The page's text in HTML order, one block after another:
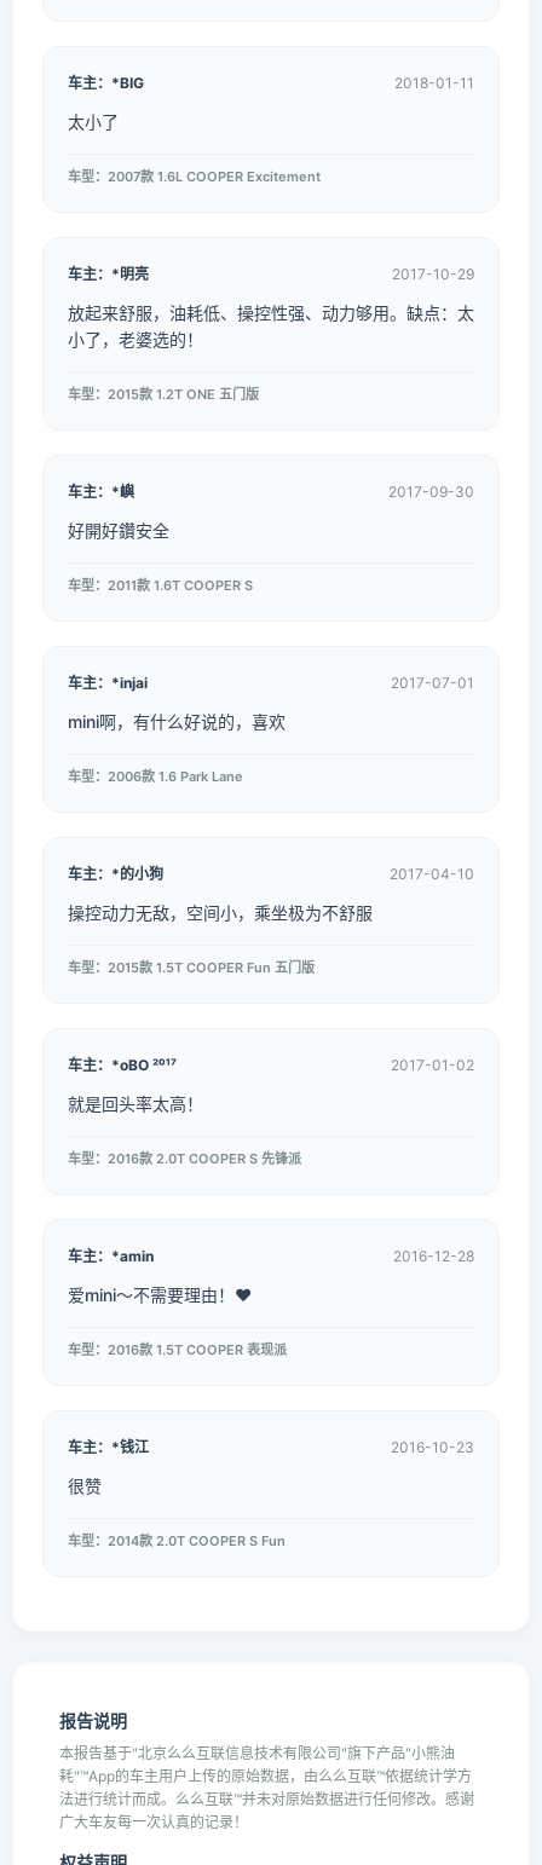
车主：*BIG 2018-01-11
太小了
车型：2007款 1.6L COOPER Excitement
车主：*明亮 2017-10-29
放起来舒服，油耗低、操控性强、动力够用。缺点：太
小了，老婆选的！
车型：2015款 1.2T ONE 五门版
车主：*嶼 2017-09-30
好開好鑽安全
车型：2011款 1.6T COOPER S
车主：*injai 2017-07-01
mini啊，有什么好说的，喜欢
车型：2006款 1.6 Park Lane
车主：*的小狗 2017-04-10
操控动力无敌，空间小，乘坐极为不舒服
车型：2015款 1.5T COOPER Fun 五门版
车主：*oBO ²⁰¹⁷ 2017-01-02
就是回头率太高！
车型：2016款 2.0T COOPER S 先锋派
车主：*amin 2016-12-28
爱mini～不需要理由！❤
车型：2016款 1.5T COOPER 表现派
车主：*钱江 2016-10-23
很赞
车型：2014款 2.0T COOPER S Fun
报告说明
本报告基于"北京么么互联信息技术有限公司"旗下产品"小熊油
耗"™App的车主用户上传的原始数据，由么么互联™依据统计学方
法进行统计而成。么么互联™并未对原始数据进行任何修改。感谢
广大车友每一次认真的记录！